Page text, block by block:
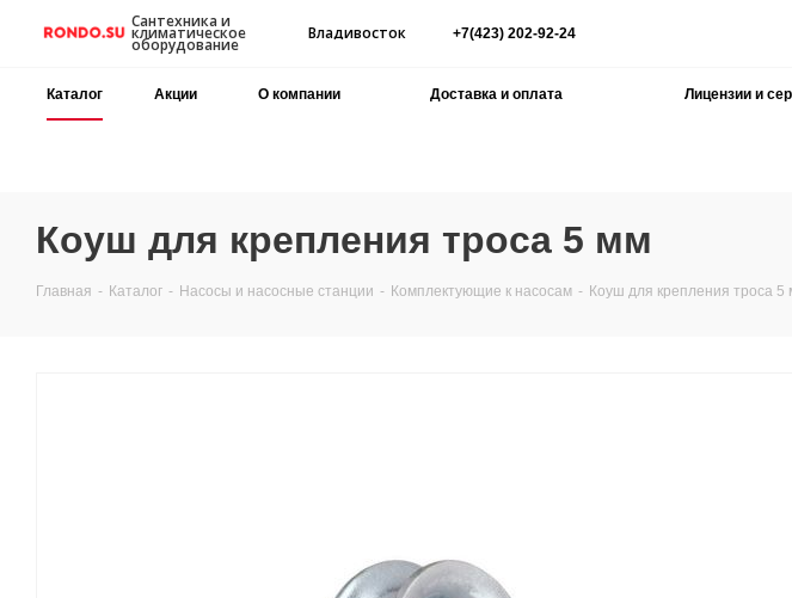
Сантехника и
климатическое
оборудование
Владивосток +7(423) 202-92-24
Каталог Акции О компании Доставка и оплата Лицензии и
Коуш для крепления троса 5 мм
Главная - Каталог - Насосы и насосные станции - Комплектующие к насосам - Коуш для крепления троса 5